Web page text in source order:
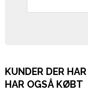
KUNDER DER
HAR OGSÅ KØBT